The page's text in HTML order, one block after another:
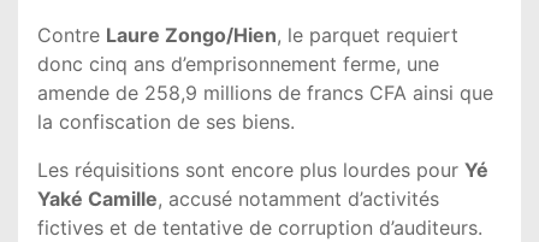
Contre Laure Zongo/Hien, le parquet requiert
donc cinq ans d’emprisonnement ferme, une
amende de 258,9 millions de francs CFA ainsi que
la confiscation de ses biens.
Les réquisitions sont encore plus lourdes pour Yé
Yaké Camille, accusé notamment d’activités
fictives et de tentative de corruption d’auditeurs.